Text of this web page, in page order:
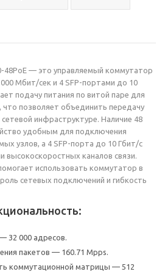
48PoE — это управляемый коммутатор
Мбит/сек и 4 SFP-портами до 10
подачу питания по витой паре для
позволяет объединить передачу
инфраструктуре. Наличие 48
удобным для подключения
узлов, а 4 SFP-порта до 10 Гбит/с
высокоскоростных каналов связи.
использовать коммутатор в
сетевых подключений и гибкость
32 000 адресов.
пакетов — 160.71 Mpps.
коммутационной матрицы — 512